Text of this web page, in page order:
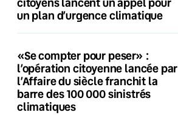
un plan d’urgence climatique
«Se compter pour peser» :
l’opération citoyenne lancée par
l’Affaire du siècle franchit la
barre des 100 000 sinistrés
climatiques